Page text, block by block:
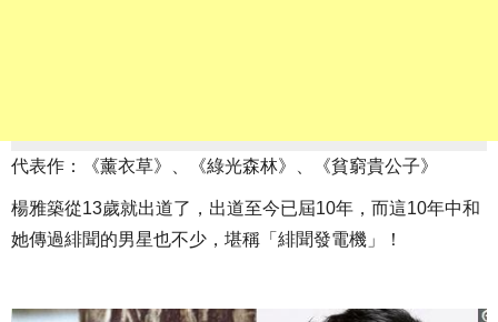
代表作：《薰衣草》、《綠光森林》、《貧窮貴公子》
楊雅築從13歲就出道了，出道至今已屆10年，而這10年中和
她傳過緋聞的男星也不少，堪稱「緋聞發電機」！